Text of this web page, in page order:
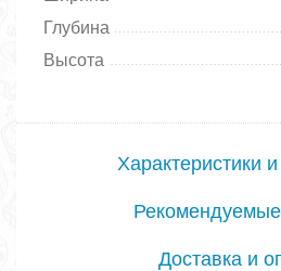
Глубина
Высота
Характеристики
Доставка и